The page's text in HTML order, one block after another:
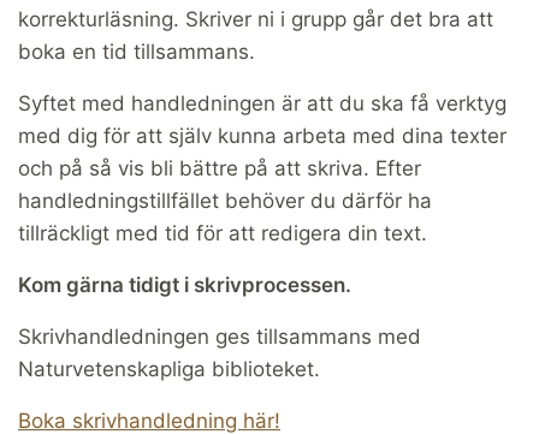
korrekturläsning. Skriver ni i grupp går det bra att
boka en tid tillsammans.
Syftet med handledningen är att du ska få verktyg
med dig för att själv kunna arbeta med dina texter
och på så vis bli bättre på att skriva. Efter
handledningstillfället behöver du därför ha
tillräckligt med tid för att redigera din text.
Kom gärna tidigt i skrivprocessen.
Skrivhandledningen ges tillsammans med
Naturvetenskapliga biblioteket.
Boka skrivhandledning här!